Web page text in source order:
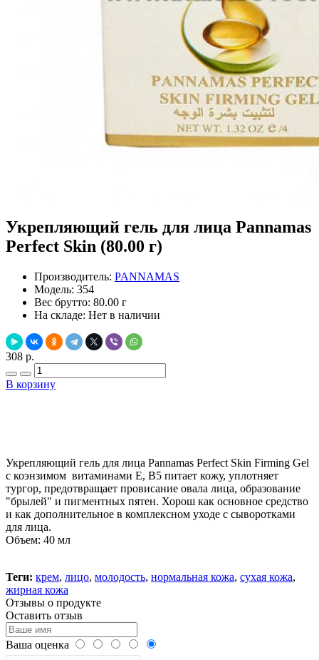
Укрепляющий гель для лица Pannamas
Perfect Skin (80.00 г)
Производитель: PANNAMAS
Модель: 354
Вес брутто: 80.00 г
На складе: Нет в наличии
308 р.
В корзину
Укрепляющий гель для лица Pannamas Perfect Skin Firming Gel
с коэнзимом витаминами Е, В5 питает кожу, уплотняет
тургор, предотвращает провисание овала лица, образование
"брылей" и пигментных пятен. Хорош как основное средство
и как дополнительное в комплексном уходе с сыворотками
для лица.
Объем: 40 мл
Теги: крем, лицо, молодость, нормальная кожа, сухая кожа,
жирная кожа
Отзывы о продукте
Оставить отзыв
Ваша оценка